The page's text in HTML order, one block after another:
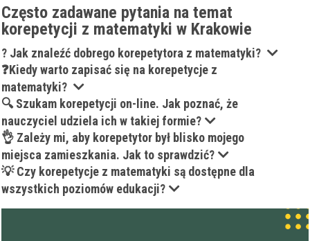
Często zadawane pytania na temat
korepetycji z matematyki w Krakowie
? Jak znaleźć dobrego korepetytora z matematyki?
❓Kiedy warto zapisać się na korepetycje z
matematyki?
🔍 Szukam korepetycji on-line. Jak poznać, że
nauczyciel udziela ich w takiej formie?
👌 Zależy mi, aby korepetytor był blisko mojego
miejsca zamieszkania. Jak to sprawdzić?
💡 Czy korepetycje z matematyki są dostępne dla
wszystkich poziomów edukacji?